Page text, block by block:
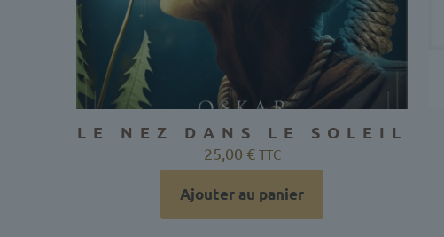
LE NEZ DANS LE SOLEIL
25,00 € TTC
Ajouter au panier